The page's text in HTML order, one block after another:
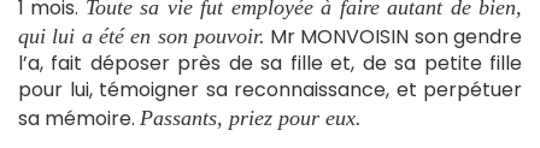
1 mois. Toute sa vie fut employée à faire autant de bien,
qui lui a été en son pouvoir. Mr MONVOISIN son gendre
l’a, fait déposer près de sa fille et, de sa petite fille
pour lui, témoigner sa reconnaissance, et perpétuer
sa mémoire. Passants, priez pour eux.